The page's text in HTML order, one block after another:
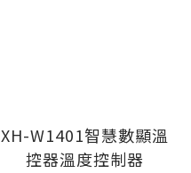
XH-W1401智慧數顯溫
控器溫度控制器